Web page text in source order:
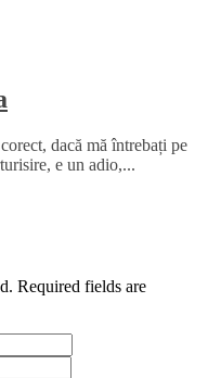
dacă mă întrebați pe
e un adio,...
Required fields are